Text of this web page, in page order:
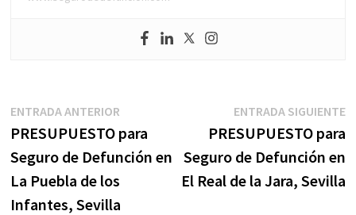
Navegación
de
entradas
ENTRADA ANTERIOREntrada
anterior:
PRESUPUESTO para
Seguro de Defunción en
La Puebla de los
Infantes, Sevilla
ENTRADA SIGUIENTE
PRESUPUESTO para
Seguro de Defunción en
El Real de la Jara, Sevilla